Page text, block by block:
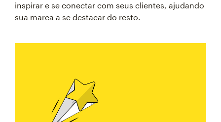
inspirar e se conectar com seus clientes, ajudando
sua marca a se destacar do resto.